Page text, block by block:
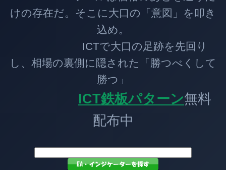
けの存在だ。そこに大口の「意図」を叩き
込め。
ICTで大口の足跡を先回り
し、相場の裏側に隠された「勝つべくして
勝つ」
ICT鉄板パターン無料
配布中